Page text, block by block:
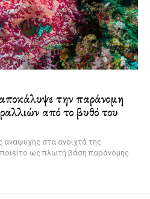
την παράνομη
από το βυθό του
αναψυχής στα ανοιχτά της
ως πλωτή βάση παράνομης